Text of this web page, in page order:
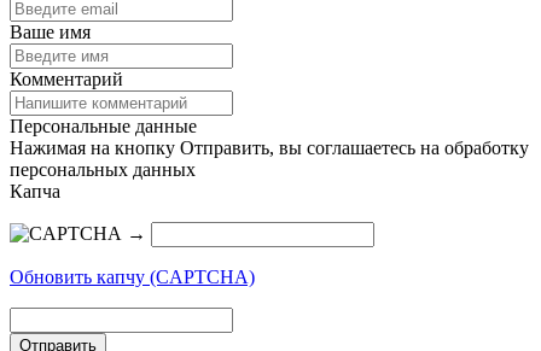
Ваше имя
Комментарий
Персональные данные
Нажимая на кнопку Отправить, вы соглашаетесь на обработку
персональных данных
Капча
→
Обновить капчу (CAPTCHA)
Отправить